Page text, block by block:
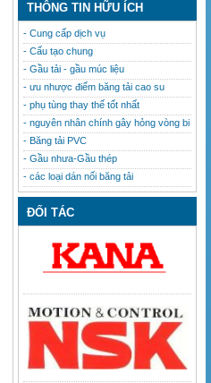
THÔNG TIN HỮU ÍCH
- Cung cấp dịch vụ
- Cấu tạo chung
- Gầu tải - gầu múc liệu
- ưu nhược điểm băng tải cao su
- phụ tùng thay thế tốt nhất
- nguyên nhân chính gây hỏng vòng bi
- Băng tải PVC
- Gầu nhưa-Gầu thép
- các loại dán nối băng tải
ĐỐI TÁC